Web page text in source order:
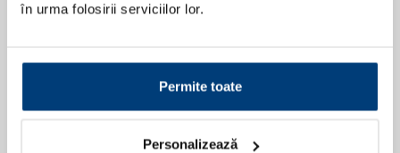
în urma folosirii serviciilor lor.
Permite toate
Personalizează